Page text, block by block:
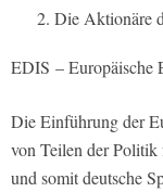
Die Aktionäre
EDIS – Europäische
Die Einführung der
von Teilen der Politik
und somit deutsche